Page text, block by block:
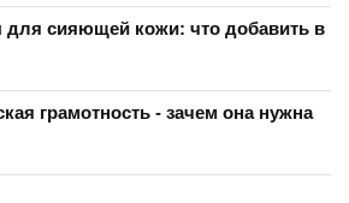
для сияющей кожи: что добавить в
грамотность - зачем она нужна